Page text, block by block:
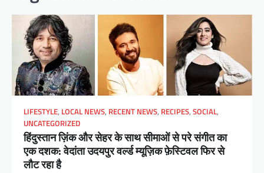
LIFESTYLE, LOCAL NEWS, RECENT NEWS, RECIPES, SOCIAL,
UNCATEGORIZED
हिंदुस्तान ज़िंक और सेहर के साथ सीमाओं से परे संगीत का
एक दशक: वेदांता उदयपुर वर्ल्ड म्यूज़िक फ़ेस्टिवल फिर से
लौट रहा है